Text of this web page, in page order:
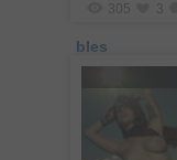
305 3
bles